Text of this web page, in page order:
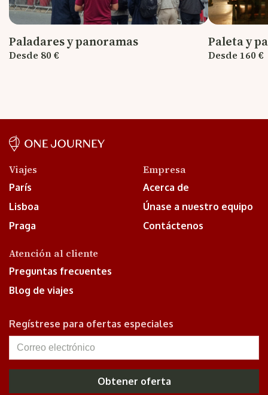
Paladares y panoramas
Desde 80 €
Paleta y
Desde 160 €
Viajes
París
Lisboa
Praga
Empresa
Acerca de
Únase a nuestro equipo
Contáctenos
Atención al cliente
Preguntas frecuentes
Blog de viajes
Regístrese para ofertas especiales
Obtener oferta